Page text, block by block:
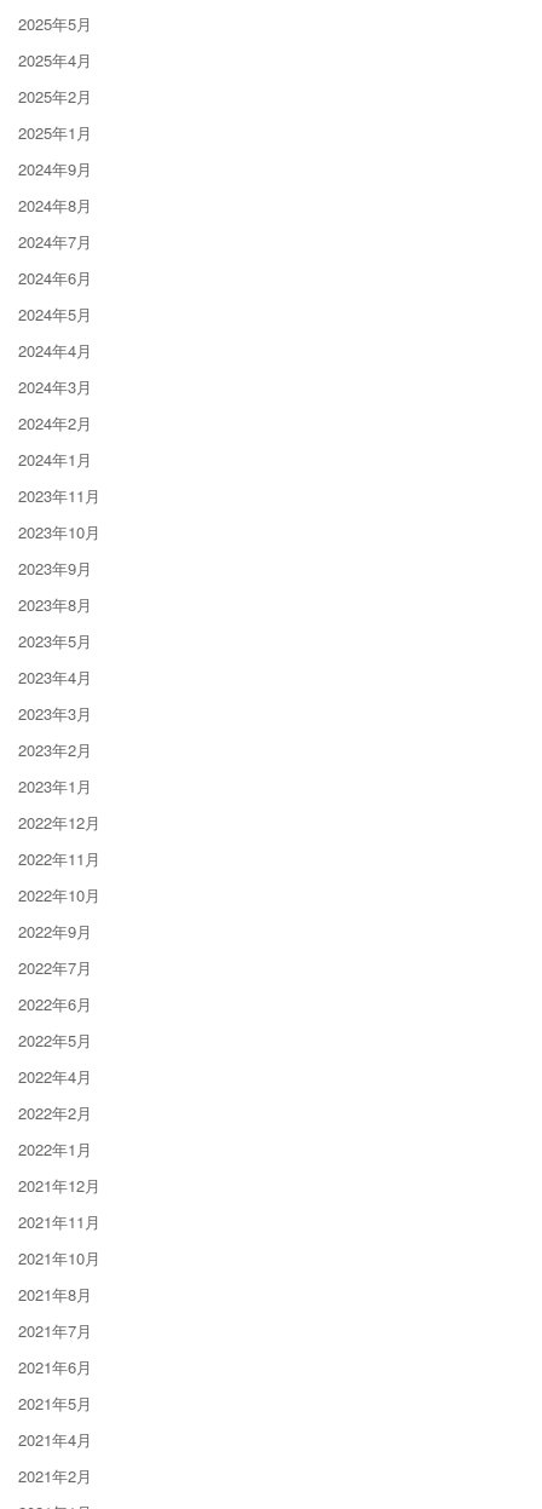
2025年5月
2025年4月
2025年2月
2025年1月
2024年9月
2024年8月
2024年7月
2024年6月
2024年5月
2024年4月
2024年3月
2024年2月
2024年1月
2023年11月
2023年10月
2023年9月
2023年8月
2023年5月
2023年4月
2023年3月
2023年2月
2023年1月
2022年12月
2022年11月
2022年10月
2022年9月
2022年7月
2022年6月
2022年5月
2022年4月
2022年2月
2022年1月
2021年12月
2021年11月
2021年10月
2021年8月
2021年7月
2021年6月
2021年5月
2021年4月
2021年2月